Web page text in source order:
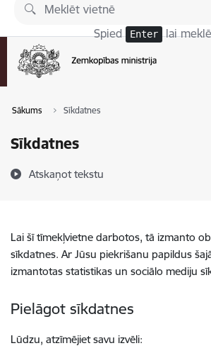
Pāriet uz lapas saturu
Spied Enter lai
Sākums Sīkdatnes
Sīkdatnes
Atskaņot tekstu
Lai šī tīmekļvietne darbotos, tā izmanto
sīkdatnes. Ar Jūsu piekrišanu papildus
izmantotas statistikas un sociālo mediju
Pielāgot sīkdatnes
Lūdzu, atzīmējiet savu izvēli: